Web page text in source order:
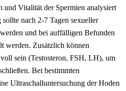
Vitalität der Spermien analysiert
nach 2-7 Tagen sexueller
und bei auffälligen Befunden
werden. Zusätzlich können
sein (Testosteron, FSH, LH), um
Bei bestimmten
Ultraschalluntersuchung der Hoden